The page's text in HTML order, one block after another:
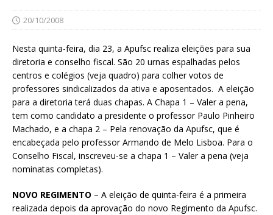
20/10/2008
Nesta quinta-feira, dia 23, a Apufsc realiza eleições para sua
diretoria e conselho fiscal. São 20 urnas espalhadas pelos
centros e colégios (veja quadro) para colher votos de
professores sindicalizados da ativa e aposentados. A eleição
para a diretoria terá duas chapas. A Chapa 1 – Valer a pena,
tem como candidato a presidente o professor Paulo Pinheiro
Machado, e a chapa 2 – Pela renovação da Apufsc, que é
encabeçada pelo professor Armando de Melo Lisboa. Para o
Conselho Fiscal, inscreveu-se a chapa 1 – Valer a pena (veja
nominatas completas).
NOVO REGIMENTO – A eleição de quinta-feira é a primeira
realizada depois da aprovação do novo Regimento da Apufsc.